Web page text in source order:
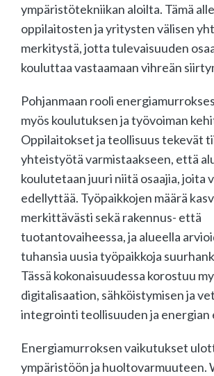
ympäristötekniikan aloilta. Tämä
oppilaitosten ja yritysten välisen
merkitystä, jotta tulevaisuuden
kouluttaa vastaamaan vihreän
Pohjanmaan rooli
myös koulutuksen ja työvoiman
Oppilaitokset ja teollisuus tekevät
yhteistyötä varmistaakseen, että
koulutetaan juuri niitä osaajia, joita
edellyttää. Työpaikkojen määrä
merkittävästi sekä rakennus- että
tuotantovaiheessa, ja alueella
tuhansia uusia työpaikkoja
Tässä kokonaisuudessa korostuu
digitalisaation, sähköistymisen ja
integrointi teollisuuden ja energian
Energiamurroksen vaikutukset
ympäristöön ja huoltovarmuuteen.